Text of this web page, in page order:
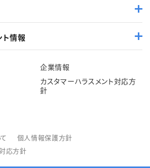
ト情報
企業情報
カスタマーハラスメント対応方
針
個人情報保護方針
応方針